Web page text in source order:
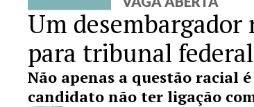
Um
para tribunal
Não apenas a questão racial
candidato não ter ligação